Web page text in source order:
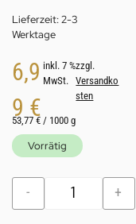
Lieferzeit:2-3
Werktage
6,9
9 €
inkl. 7 %
MwSt.
zzgl.
Versandko
sten
53,77€ / 1000 g
Vorrätig
- +